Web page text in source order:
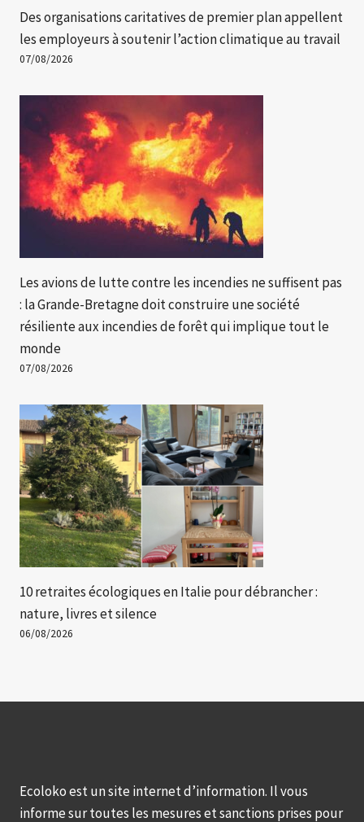
Des organisations caritatives de premier plan appellent
les employeurs à soutenir l’action climatique au travail
07/08/2026
Les avions de lutte contre les incendies ne suffisent pas
: la Grande-Bretagne doit construire une société
résiliente aux incendies de forêt qui implique tout le
monde
07/08/2026
10 retraites écologiques en Italie pour débrancher :
nature, livres et silence
06/08/2026
Ecoloko est un site internet d’information. Il vous
informe sur toutes les mesures et sanctions prises pour